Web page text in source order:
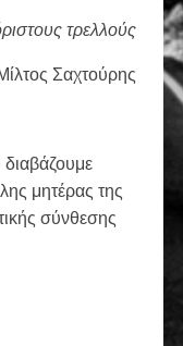
τρελλούς
Σαχτούρης
μητέρας της
σύνθεσης